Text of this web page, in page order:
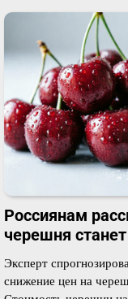
Россиянам
черешня
Эксперт
снижение цен на